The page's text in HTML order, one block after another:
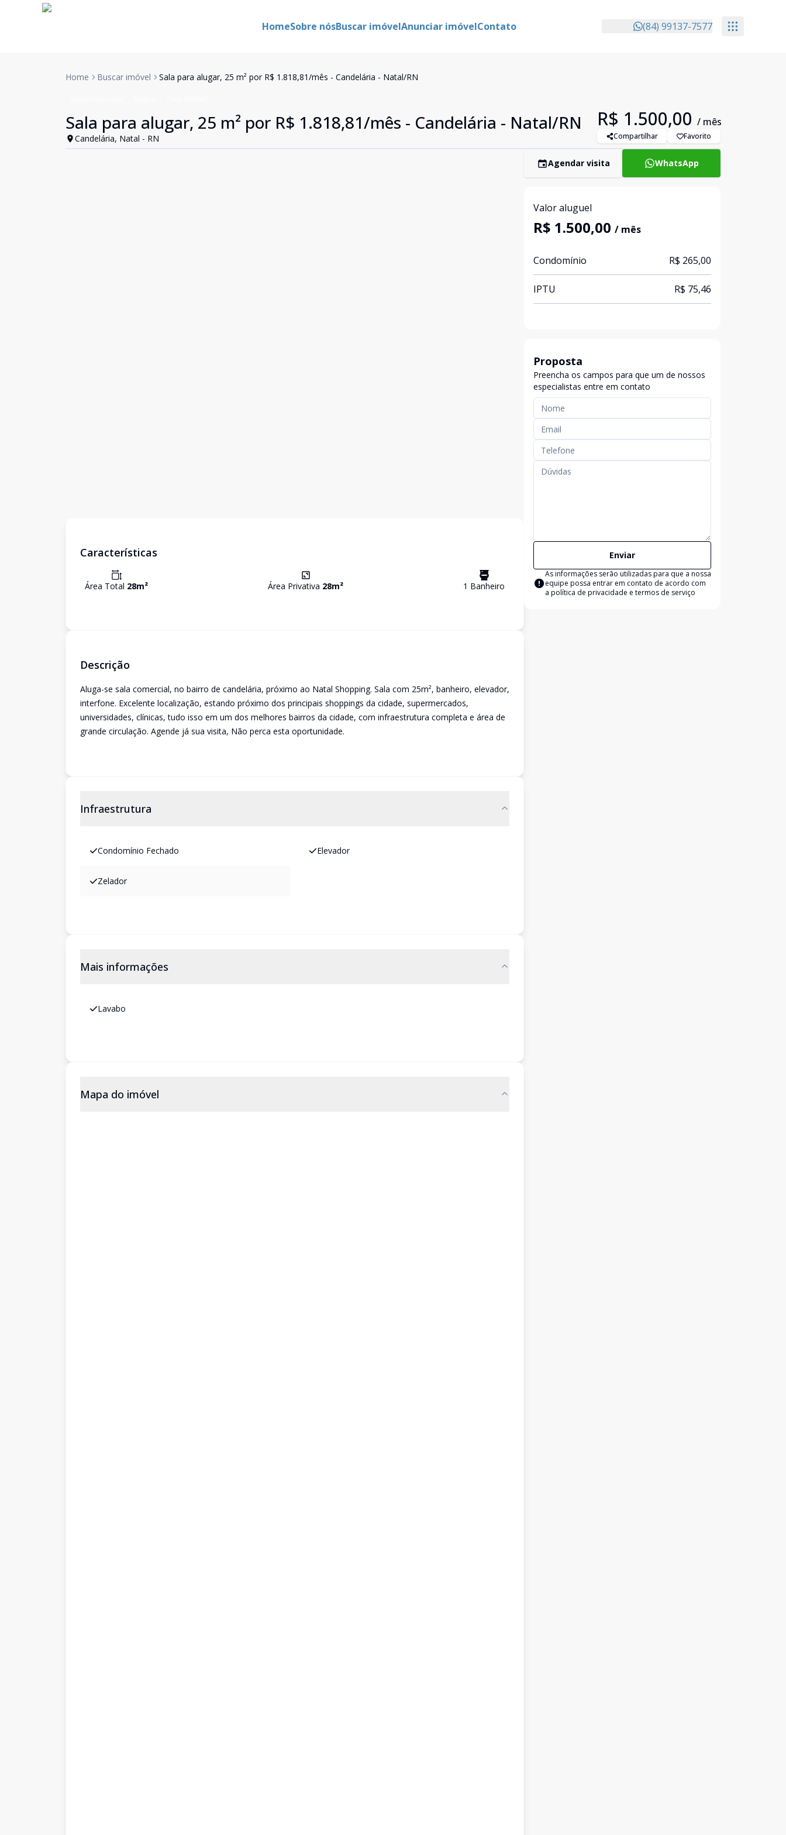
HomeSobre nósBuscar imóvelAnunciar imóvelContato (84) 99137-7577
Home Buscar imóvel Sala para alugar, 25 m² por R$ 1.818,81/mês - Candelária - Natal/RN
Sala para alugar, 25 m² por R$ 1.818,81/mês - Candelária - Natal/RN
Candelária, Natal - RN
R$ 1.500,00 / mês
Compartilhar Favorito
Características
Área Total 28m² Área Privativa 28m² 1 Banheiro
Descrição
Aluga-se sala comercial, no bairro de candelária, próximo ao Natal Shopping. Sala com 25m², banheiro, elevador,
interfone. Excelente localização, estando próximo dos principais shoppings da cidade, supermercados,
universidades, clínicas, tudo isso em um dos melhores bairros da cidade, com infraestrutura completa e área de
grande circulação. Agende já sua visita, Não perca esta oportunidade.
Infraestrutura
Condomínio Fechado Elevador
Zelador
Mais informações
Lavabo
Mapa do imóvel
Agendar visita WhatsApp
Valor aluguel
R$ 1.500,00 / mês
Condomínio R$ 265,00
IPTU R$ 75,46
Proposta
Preencha os campos para que um de nossos
especialistas entre em contato
Enviar
As informações serão utilizadas para que a nossa
equipe possa entrar em contato de acordo com
a política de privacidade e termos de serviço